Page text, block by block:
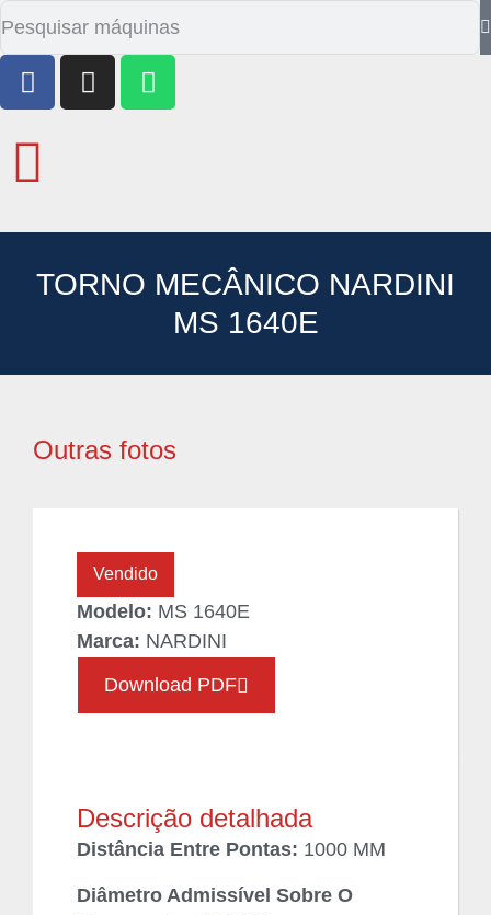
TORNO MECÂNICO NARDINI
MS 1640E
Outras fotos
Vendido
Modelo: MS 1640E
Marca: NARDINI
Download PDF
Descrição detalhada
Distância Entre Pontas: 1000 MM
Diâmetro Admissível Sobre O